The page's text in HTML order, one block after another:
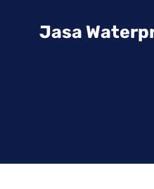
Jasa